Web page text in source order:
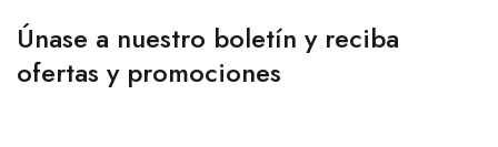
Únase a nuestro boletín y reciba
ofertas y promociones